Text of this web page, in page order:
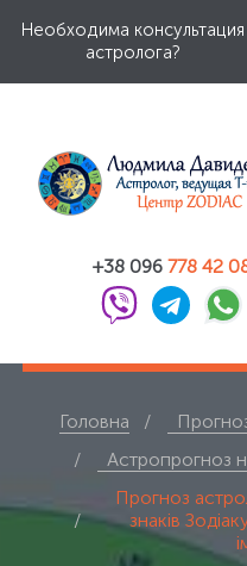
Необходима консультация
астролога?
+38 096 778 42
Головна
Астропрогноз
Прогноз
знаків